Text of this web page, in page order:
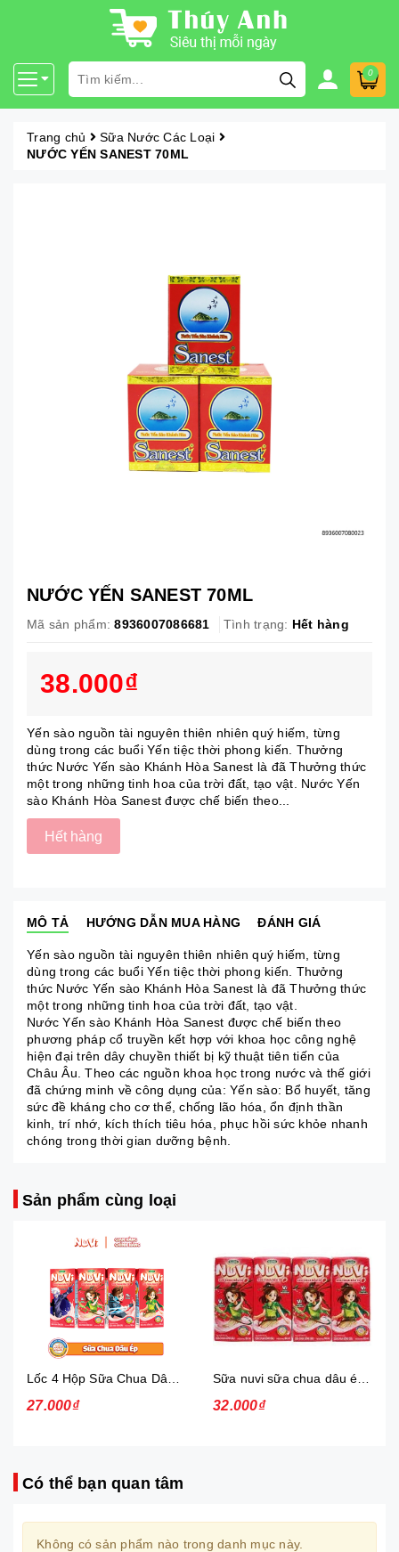
0
Trang chủ
Sữa Nước Các Loại
NƯỚC YẾN SANEST 70ML
NƯỚC YẾN SANEST 70ML
Mã sản phẩm: 8936007086681 Tình trạng: Hết hàng
38.000₫
Yến sào nguồn tài nguyên thiên nhiên quý hiếm, từng
dùng trong các buổi Yến tiệc thời phong kiến. Thưởng
thức Nước Yến sào Khánh Hòa Sanest là đã Thưởng thức
một trong những tinh hoa của trời đất, tạo vật. Nước Yến
sào Khánh Hòa Sanest được chế biến theo...
Hết hàng
MÔ TẢ HƯỚNG DẪN MUA HÀNG ĐÁNH GIÁ
Yến sào nguồn tài nguyên thiên nhiên quý hiếm, từng
dùng trong các buổi Yến tiệc thời phong kiến. Thưởng
thức Nước Yến sào Khánh Hòa Sanest là đã Thưởng thức
một trong những tinh hoa của trời đất, tạo vật.
Nước Yến sào Khánh Hòa Sanest được chế biến theo
phương pháp cổ truyền kết hợp với khoa học công nghệ
hiện đại trên dây chuyền thiết bị kỹ thuật tiên tiến của
Châu Âu. Theo các nguồn khoa học trong nước và thế giới
đã chứng minh về công dụng của: Yến sào: Bổ huyết, tăng
sức đề kháng cho cơ thể, chống lão hóa, ổn định thần
kinh, trí nhớ, kích thích tiêu hóa, phục hồi sức khỏe nhanh
chóng trong thời gian dưỡng bệnh.
Sản phẩm cùng loại
27.000₫ 32.000₫
Có thể bạn quan tâm
Không có sản phẩm nào trong danh mục này.